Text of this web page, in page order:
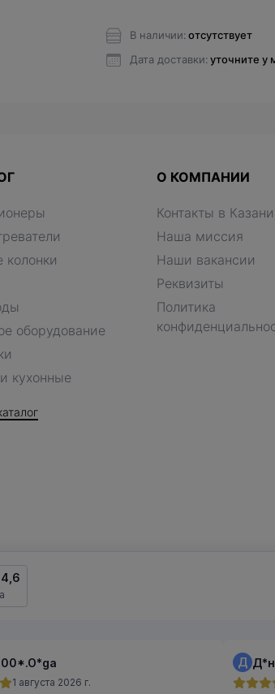
В наличии: отсутствует
Дата доставки: уточните у
колонки
оборудование
кухонные
О КОМПАНИИ
Контакты в Казани
Наша миссия
Наши вакансии
Реквизиты
Политика